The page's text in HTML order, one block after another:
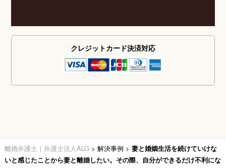
クレジットカード決済対応
離婚弁護士｜弁護士法人ALG > 解決事例 > 妻と婚姻生活を続けていけな
いと感じたことから妻と離婚したい。その際、自分ができるだけ不利にな